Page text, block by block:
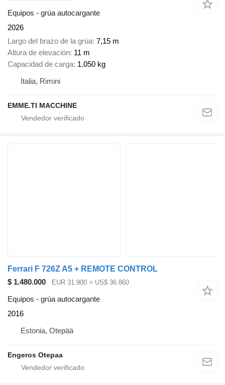
Equipos - grúa autocargante
2026
Largo del brazo de la grúa 7,15 m
Altura de elevación 11 m
Capacidad de carga 1.050 kg
Italia, Rimini
EMME.TI MACCHINE
Ferrari F 726Z A5 + REMOTE CONTROL
$ 1.480.000
EUR 31.900 ≈ US$ 36.860
Equipos - grúa autocargante
2016
Estonia, Otepää
Engeros Otepaa